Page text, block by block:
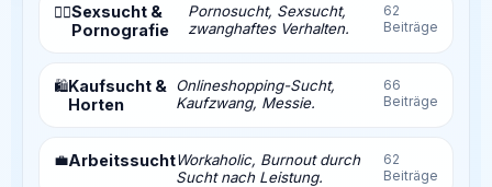
❤️‍🔥Sexsucht &
Pornografie
Pornosucht, Sexsucht,
zwanghaftes Verhalten.
62
Beiträge
🛍️Kaufsucht &
Horten
Onlineshopping-Sucht,
Kaufzwang, Messie.
66
Beiträge
💼ArbeitssuchtWorkaholic, Burnout durch
Sucht nach Leistung.
62
Beiträge